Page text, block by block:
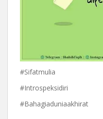
#Sifatmulia
#Introspeksidiri
#Bahagiaduniaakhirat